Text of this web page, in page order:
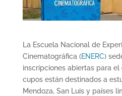
La Escuela Nacional de
Cinematográfica (ENERC)
inscripciones abiertas para el
cupos están destinados a
Mendoza, San Luis y países